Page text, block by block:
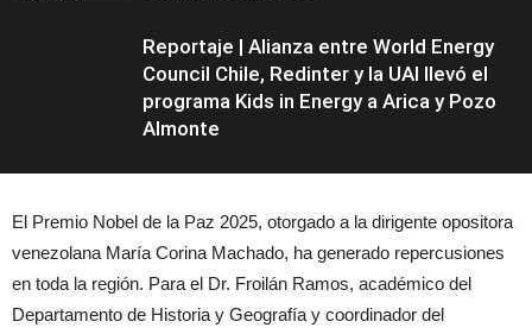
Columnas y
Reportaje | Alianza entre World Energy
Council Chile, Redinter y la UAI llevó el
programa Kids in Energy a Arica y Pozo
Almonte
El Premio Nobel de la Paz 2025, otorgado a la dirigente opositora
venezolana María Corina Machado, ha generado repercusiones
en toda la región. Para el Dr. Froilán Ramos, académico del
Departamento de Historia y Geografía y coordinador del